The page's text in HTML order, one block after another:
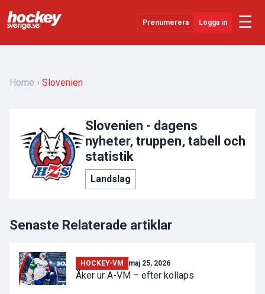
Prenumerera Logga in ☰
YouTube
Evenemang
Övrigt
Home Slovenien
Slovenien - dagens
nyheter, truppen, tabell och
statistik
Landslag
Senaste Relaterade artiklar
HOCKEY-VM maj 25, 2026
Åker ur A-VM – efter kollaps